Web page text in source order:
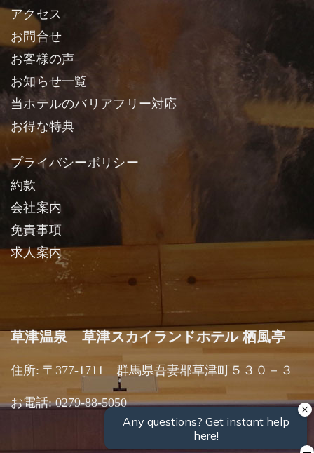
アクセス
お問合せ
お客様の声
お知らせ一覧
当ホテルのバリアフリー対応
お得な特典
プライバシーポリシー
約款
会社案内
免責事項
求人案内
草津温泉 草津スカイランドホテル 栖風亭
住所: 〒377-1711 群馬県吾妻郡草津町５３０－３
お電話: 0279-88-5050